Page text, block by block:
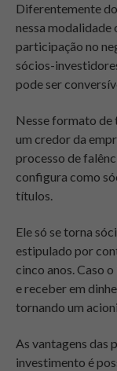
Diferentemente
nessa modalidade
participação no
sócios-
pode ser
Nesse formato de
um credor da
processo de
configura como
títulos.
Ele só se torna
estipulado por
cinco anos. Caso
e receber em
tornando um
As vantagens das
investimento é